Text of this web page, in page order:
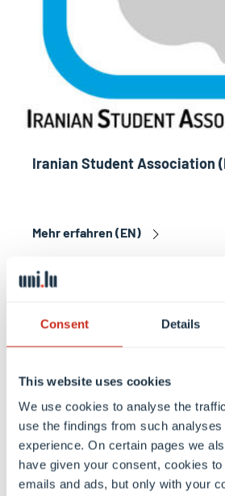
Consent Details
This website uses cookies
We use cookies to analyse the
use the findings from such
experience. On certain pages we
have given your consent, cookies
emails and ads, but only with your
Iranian Student Association
Mehr erfahren (EN)